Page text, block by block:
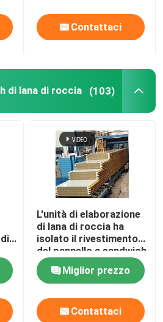
ingegneria di in
Contattaci
di lana di roccia (103)
L'unità di elaborazione
di lana di roccia ha
isolato il rivestimento
del pannello a sandwich
del pannello per il tetto
e la pareteMiglior prezzo
Contattaci